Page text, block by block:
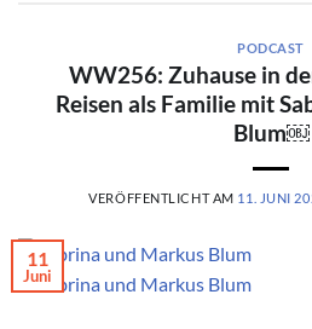
PODCAST
WW256: Zuhause in
Reisen als Familie mit
Blum￼
VERÖFFENTLICHT AM 11. JUNI
© Sabrina und Markus Blum
11
Juni